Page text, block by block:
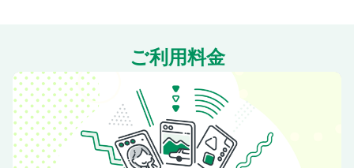
ご利用料金